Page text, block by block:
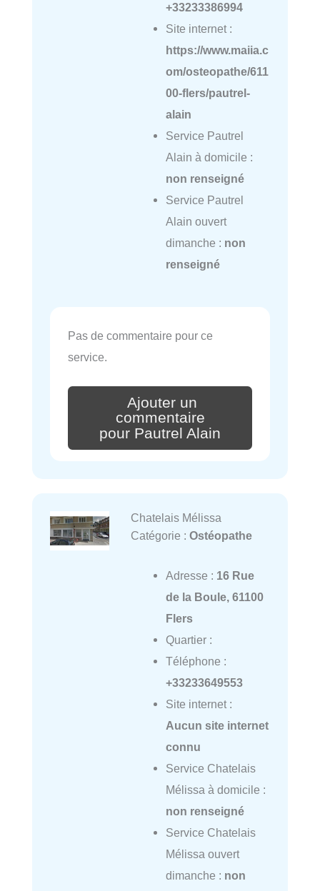
+33233386994
Site internet :
https://www.maiia.c
om/osteopathe/611
00-flers/pautrel-
alain
Service Pautrel
Alain à domicile :
non renseigné
Service Pautrel
Alain ouvert
dimanche : non
renseigné
Pas de commentaire pour ce
service.
Ajouter un
commentaire
pour Pautrel Alain
Chatelais Mélissa
Catégorie : Ostéopathe
Adresse : 16 Rue
de la Boule, 61100
Flers
Quartier :
Téléphone :
+33233649553
Site internet :
Aucun site internet
connu
Service Chatelais
Mélissa à domicile :
non renseigné
Service Chatelais
Mélissa ouvert
dimanche : non